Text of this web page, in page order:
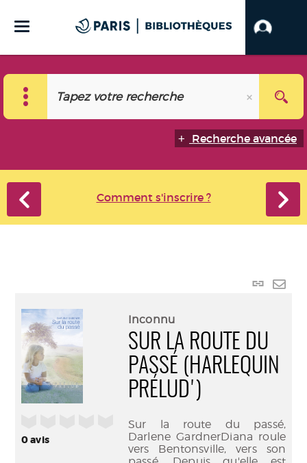
Recherche avancée
Comment s'inscrire ?
Lien
0avis
Inconnu
SUR LA ROUTE DU
PASSÉ (HARLEQUIN
PRÉLUD')
Sur la route du passé,
Darlene GardnerDiana roule
vers Bentonsville, vers son